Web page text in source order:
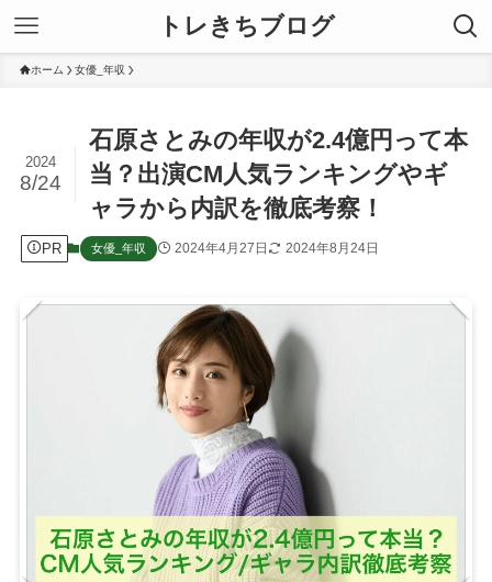
トレきちブログ
ホーム 女優_年収
石原さとみの年収が2.4億円って本
当？出演CM人気ランキングやギ
ャラから内訳を徹底考察！
2024
8/24
PR 女優_年収 2024年4月27日 2024年8月24日